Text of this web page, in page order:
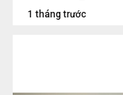
1 tháng trước